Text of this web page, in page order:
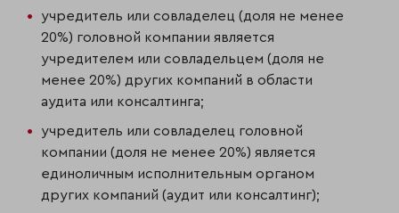
учредитель или совладелец (доля не менее
20%) головной компании является
учредителем или совладельцем (доля не
менее 20%) других компаний в области
аудита или консалтинга;
учредитель или совладелец головной
компании (доля не менее 20%) является
единоличным исполнительным органом
других компаний (аудит или консалтинг);